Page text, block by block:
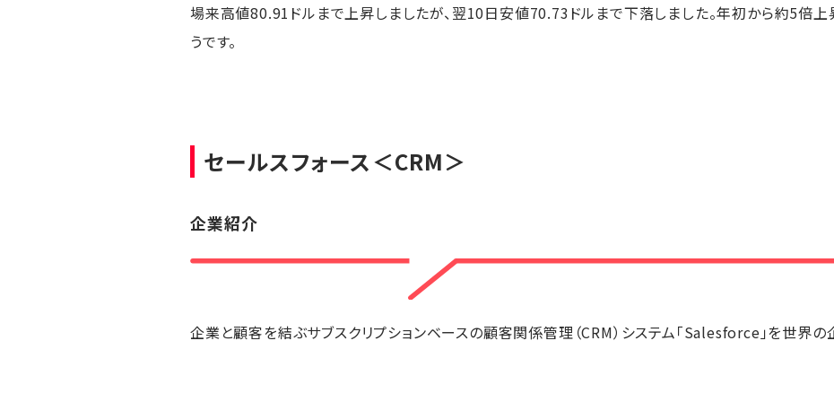
場来高値80.91ドルまで上昇しましたが、翌10日安値70.73ドルまで下落しました。年初から約5倍
うです。
セールスフォース＜CRM＞
企業紹介
企業と顧客を結ぶサブスクリプションベースの顧客関係管理（CRM）システム「Salesforce」を世界の